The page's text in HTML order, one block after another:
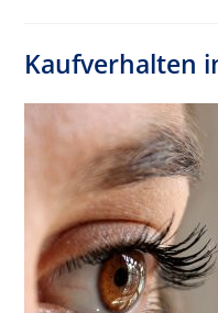
Kaufverhalten